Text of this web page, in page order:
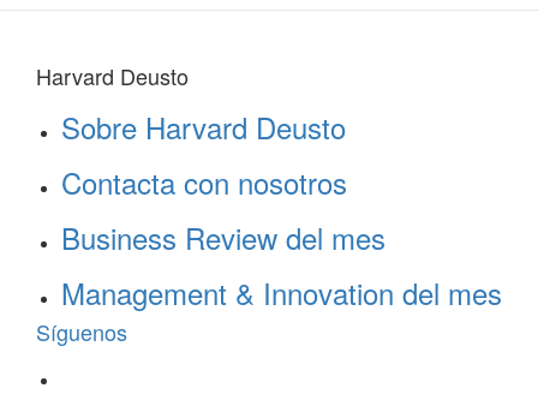
Harvard Deusto
Sobre Harvard Deusto
Contacta con nosotros
Business Review del mes
Management & Innovation del mes
Síguenos